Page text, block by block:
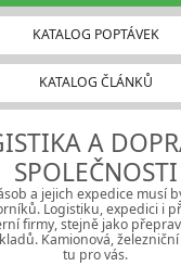
KATALOG POPTÁVEK
KATALOG ČLÁNKŮ
A
SPOLEČNOSTI
a jejich expedice musí
Logistiku, expedici i
firmy, stejně jako
Kamionová,
tu pro vás.